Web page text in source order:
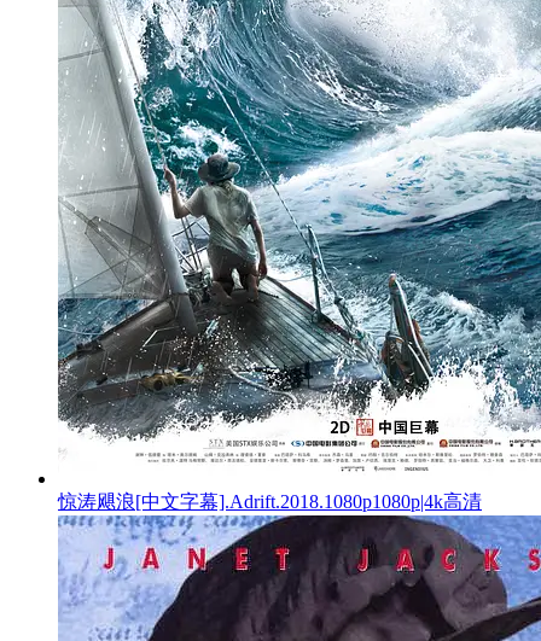
惊涛飓浪[中文字幕].Adrift.2018.1080p1080p|4k高清